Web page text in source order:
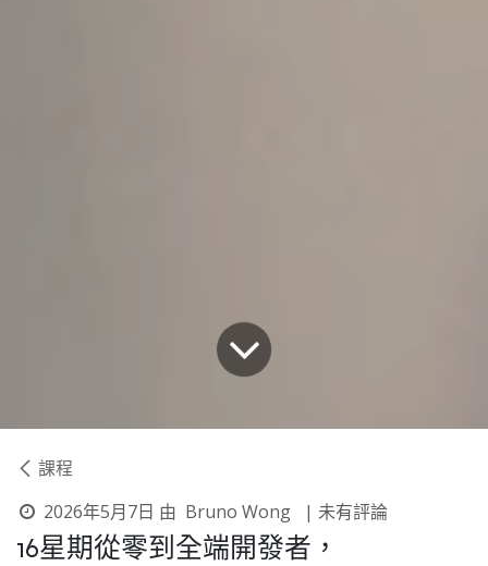
課程
2026年5月7日 由 Bruno Wong | 未有評論
16星期從零到全端開發者，